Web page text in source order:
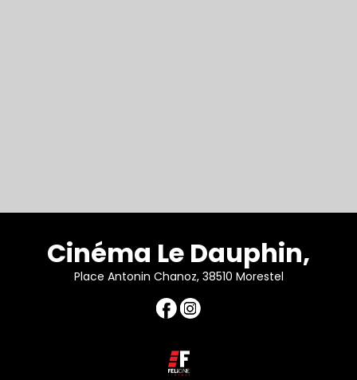
Cinéma Le Dauphin,
Place Antonin Chanoz, 38510 Morestel